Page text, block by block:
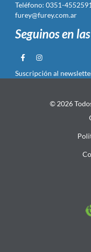
Teléfono: 0351-
furey@furey.com.ar
Seguinos en
Suscripción al
© 2026